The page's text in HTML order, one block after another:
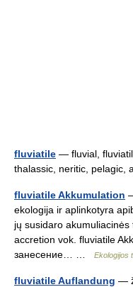
fluviatile — fluvial,
thalassic, neritic,
fluviatile Akkumulation
ekologija ir aplinkotyra
jų susidaro
accretion vok. fluviatile
занесение… …
Ekologijos
fluviatile Auflandung —